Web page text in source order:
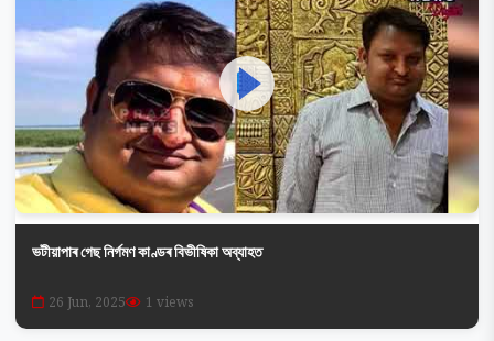
ভটীয়াপাৰ গেছ নিৰ্গমণ কাণ্ডৰ বিভীষিকা অব্যাহত
26 Jun, 2025 1 views